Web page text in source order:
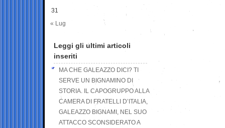
31
« Lug
Leggi gli ultimi articoli
inseriti
MA CHE GALEAZZO DICI? TI
SERVE UN BIGNAMINO DI
STORIA. IL CAPOGRUPPO ALLA
CAMERA DI FRATELLI D’ITALIA,
GALEAZZO BIGNAMI, NEL SUO
ATTACCO SCONSIDERATO A